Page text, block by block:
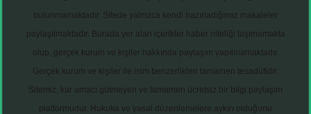
bulunmamaktadır. Sitede yalnızca kendi hazırladığımız makaleler
paylaşılmaktadır. Burada yer alan içerikler haber niteliği taşımamakta
olup, gerçek kurum ve kişiler hakkında paylaşım yapılmamaktadır.
Gerçek kurum ve kişiler ile isim benzerlikleri tamamen tesadüfidir.
Sitemiz, kar amacı gütmeyen ve tamamen ücretsiz bir bilgi paylaşım
platformudur. Hukuka ve yasal düzenlemelere aykırı olduğunu